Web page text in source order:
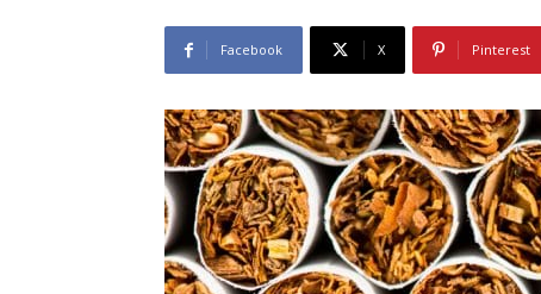
Facebook X Pinterest